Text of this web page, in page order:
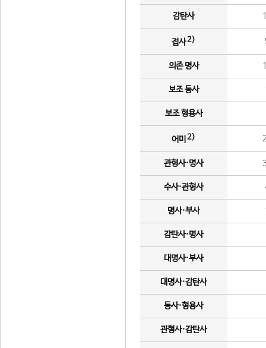
감탄사
접사2)
의존 명사
보조 동사
보조 형용사
어미 2)
관형사·명사
수사·관형사
명사·부사
감탄사·명사
대명사·부사
대명사·감탄사
동사·형용사
관형사·감탄사